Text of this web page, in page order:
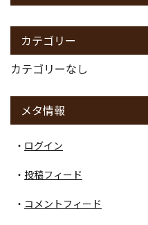
カテゴリー
カテゴリーなし
メタ情報
ログイン
投稿フィード
コメントフィード